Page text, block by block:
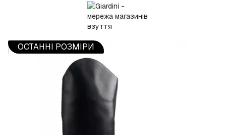
ОСТАННІ РОЗМІРИ